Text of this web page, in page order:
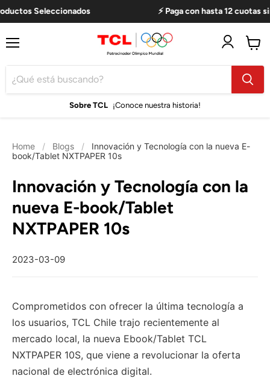
Seleccionados ⚡ Paga con hasta 12 cuotas
Sobre TCL ¡Conoce nuestra historia!
carro
Home / Blogs /
Innovación y Tecnología con la nueva E-
book/Tablet NXTPAPER 10s
Innovación y Tecnología con la
nueva E-book/Tablet
NXTPAPER 10s
2023-03-09
Comprometidos con ofrecer la última tecnología a
los usuarios, TCL Chile trajo recientemente al
mercado local, la nueva Ebook/Tablet TCL
NXTPAPER 10S, que viene a revolucionar la oferta
nacional de electrónica digital.